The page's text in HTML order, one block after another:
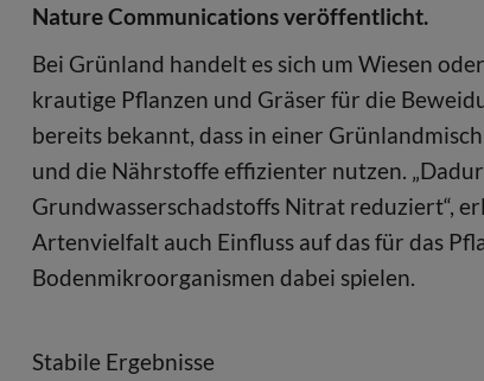
Nature Communications veröffentlicht.
Bei Grünland handelt es sich um Wiesen
krautige Pflanzen und Gräser für die
bereits bekannt, dass in einer
und die Nährstoffe effizienter nutzen.
Grundwasserschadstoffs Nitrat reduziert“,
Artenvielfalt auch Einfluss auf das für das
Bodenmikroorganismen dabei spielen.
Stabile Ergebnisse